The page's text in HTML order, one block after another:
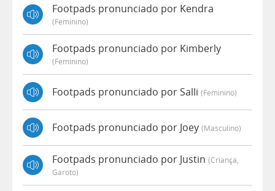
Footpads pronunciado por Kendra
(feminino)
Footpads pronunciado por Kimberly
(feminino)
Footpads pronunciado por Salli (feminino)
Footpads pronunciado por Joey (masculino)
Footpads pronunciado por Justin (criança,
Garoto)